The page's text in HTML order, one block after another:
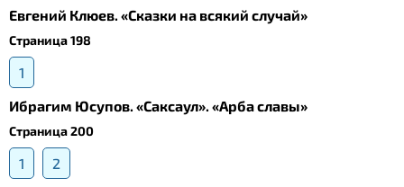
Евгений Клюев. «Сказки на всякий случай»
Страница 198
1
Ибрагим Юсупов. «Саксаул». «Арба славы»
Страница 200
1
2